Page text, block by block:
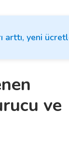
arttı, yeni
ve